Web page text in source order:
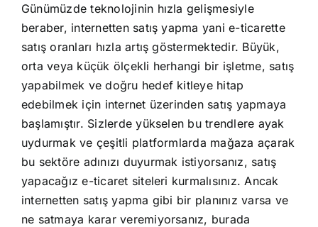
Günümüzde teknolojinin hızla gelişmesiyle
beraber, internetten satış yapma yani e-ticarette
satış oranları hızla artış göstermektedir. Büyük,
orta veya küçük ölçekli herhangi bir işletme, satış
yapabilmek ve doğru hedef kitleye hitap
edebilmek için internet üzerinden satış yapmaya
başlamıştır. Sizlerde yükselen bu trendlere ayak
uydurmak ve çeşitli platformlarda mağaza açarak
bu sektöre adınızı duyurmak istiyorsanız, satış
yapacağız e-ticaret siteleri kurmalısınız. Ancak
internetten satış yapma gibi bir planınız varsa ve
ne satmaya karar veremiyorsanız, burada